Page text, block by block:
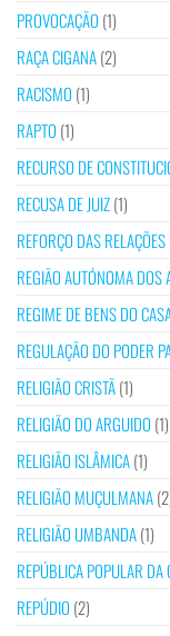
PROVOCAÇÃO (1)
RAÇA CIGANA(2)
RACISMO (1)
RAPTO (1)
RECURSO DE
RECUSA DE JUIZ(1)
REFORÇO DAS
REGIÃO AUTÓNOMA DOS
REGIME DE BENS DO
REGULAÇÃO DO PODER
RELIGIÃO CRISTÃ(1)
RELIGIÃO DO ARGUIDO (1)
RELIGIÃO ISLÂMICA(1)
RELIGIÃO MUÇULMANA
RELIGIÃO UMBANDA(1)
REPÚBLICA POPULAR DA
REPÚDIO (2)